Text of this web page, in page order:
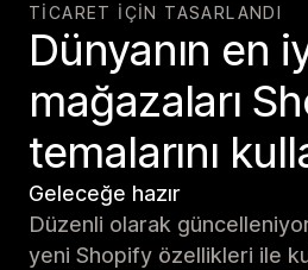
TICARET IÇIN TASARLANDI
Dünyanın en
mağazaları
temalarını
Geleceğe hazır
Düzenli olarak
yeni Shopify özellikleri ile